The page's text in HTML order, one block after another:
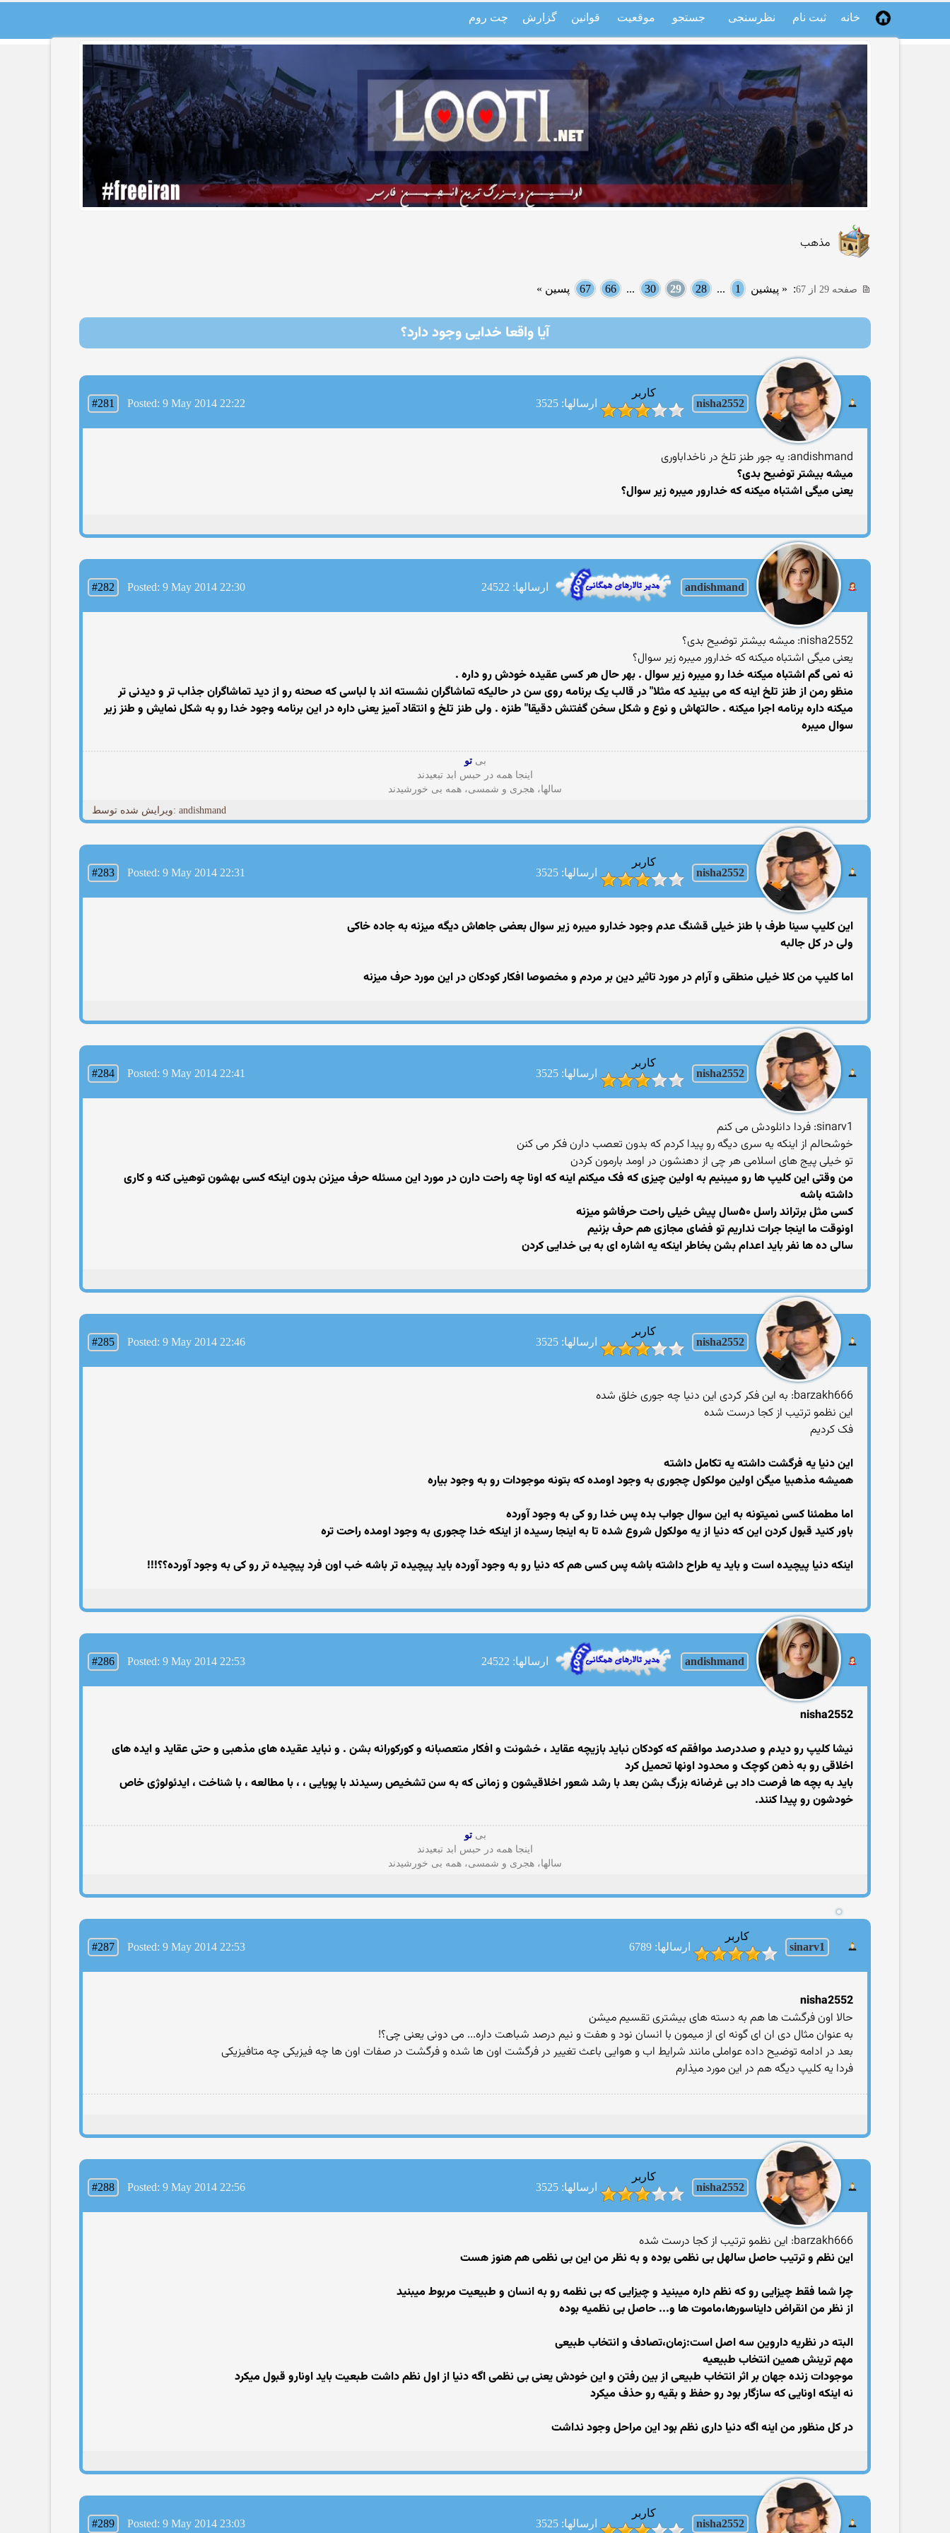
خانه ثبت نام نظرسنجی جستجو موقعیت قوانین گزارش چت روم
مذهب
صفحه 29 از 67 : « پیشین 1
...
28
29
30
...
66
67 پسین »
آيا واقعا خدايى وجود دارد؟
nisha2552
کاربر
ارسالها: 3525
#281 Posted: 9 May 2014 22:22
andishmand: یه جور طنز تلخ در ناخداباوری
میشه بیشتر توضیح بدی؟
یعنی میگی اشتباه میکنه که خدارور میبره زیر سوال؟
andishmand ارسالها: 24522 #282 Posted: 9 May 2014 22:30
nisha2552: میشه بیشتر توضیح بدی؟
یعنی میگی اشتباه میکنه که خدارور میبره زیر سوال؟
نه نمی گم اشتباه میکنه خدا رو میبره زیر سوال . بهر حال هر کسی عقیده خودش رو داره .
منظو رمن از طنز تلخ اینه که می بینید که مثلا" در قالب یک برنامه روی سن در حالیکه تماشاگران نشسته اند با لباسی که صحنه رو از دید تماشاگران جذاب تر و دیدنی تر
میکنه داره برنامه اجرا میکنه . حالتهاش و نوع و شکل سخن گفتنش دقیقا" طنزه . ولی طنز تلخ و انتقاد آمیز یعنی داره در این برنامه وجود خدا رو به شکل نمایش و طنز زیر
سوال میبره
بی تو
اینجا همه در حبس ابد تبعیدند
سالها، هجری و شمسی، همه بی خورشیدند
ویرایش شده توسط: andishmand
nisha2552
کاربر
ارسالها: 3525
#283 Posted: 9 May 2014 22:31
این کلیپ سینا طرف با طنز خیلی قشنگ عدم وجود خدارو میبره زیر سوال بعضی جاهاش دیگه میزنه به جاده خاکی
ولی در کل جالبه
اما کلیپ من کلا خیلی منطقی و آرام در مورد تاثیر دین بر مردم و مخصوصا افکار کودکان در این مورد حرف میزنه
nisha2552
کاربر
ارسالها: 3525
#284 Posted: 9 May 2014 22:41
sinarv1: فردا دانلودش مى کنم
خوشحالم از اينکه يه سرى ديگه رو پيدا کردم که بدون تعصب دارن فکر مى کنن
تو خيلى پيج هاى اسلامى هر چى از دهنشون در اومد بارمون کردن
من وقتی این کلیپ ها رو میبنیم به اولین چیزی که فک میکنم اینه که اونا چه راحت دارن در مورد این مسئله حرف میزنن بدون اینکه کسی بهشون توهینی کنه و کاری
داشته باشه
کسی مثل برتراند راسل ۵۰سال پیش خیلی راحت حرفاشو میزنه
اونوقت ما اینجا جرات نداریم تو فضای مجازی هم حرف بزنیم
سالی ده ها نفر باید اعدام بشن بخاطر اینکه یه اشاره ای به بی خدایی کردن
nisha2552
کاربر
ارسالها: 3525
#285 Posted: 9 May 2014 22:46
barzakh666: به این فکر کردی این دنیا چه جوری خلق شده
این نظمو ترتیب از کجا درست شده
فک کردیم
این دنیا یه فرگشت داشته یه تکامل داشته
همیشه مذهبیا میگن اولین مولکول چجوری به وجود اومده که بتونه موجودات رو به وجود بیاره
اما مطمئنا کسی نمیتونه به این سوال جواب بده پس خدا رو کی به وجود آورده
باور کنید قبول کردن این که دنیا از یه مولکول شروع شده تا به اینجا رسیده از اینکه خدا چجوری به وجود اومده راحت تره
اینکه دنیا پیچیده است و باید یه طراح داشته باشه پس کسی هم که دنیا رو به وجود آورده باید پیچیده تر باشه خب اون فرد پیچیده تر رو کی به وجود آورده؟؟!!!
andishmand ارسالها: 24522 #286 Posted: 9 May 2014 22:53
nisha2552
نیشا کلیپ رو دیدم و صددرصد موافقم که کودکان نباید بازیچه عقاید ، خشونت و افکار متعصبانه و کورکورانه بشن . و نباید عقیده های مذهبی و حتی عقاید و ایده های
اخلاقی رو به ذهن کوچک و محدود اونها تحمیل کرد
باید به بچه ها فرصت داد بی غرضانه بزرگ بشن بعد با رشد شعور اخلاقیشون و زمانی که به سن تشخیص رسیدند با پویایی ، ، با مطالعه ، با شناخت ، ایدئولوژی خاص
خودشون رو پیدا کنند.
بی تو
اینجا همه در حبس ابد تبعیدند
سالها، هجری و شمسی، همه بی خورشیدند
sinarv1
کاربر
ارسالها: 6789
#287 Posted: 9 May 2014 22:53
nisha2552
حالا اون فرگشت ها هم به دسته هاى بيشترى تقسيم ميشن
به عنوان مثال دى ان اى گونه اى از ميمون با انسان نود و هفت و نيم درصد شباهت داره... مى دونى يعنى چى؟!
بعد در ادامه توضيح داده عواملى مانند شرايط اب و هوايى باعث تغيير در فرگشت اون ها شده و فرگشت در صفات اون ها چه فيزيکى چه متافيزيکى
فردا يه کليپ ديگه هم در اين مورد ميذارم
nisha2552
کاربر
ارسالها: 3525
#288 Posted: 9 May 2014 22:56
barzakh666: این نظمو ترتیب از کجا درست شده
این نظم و ترتیب حاصل سالهل بی نظمی بوده و به نظر من این بی نظمی هم هنوز هست
چرا شما فقط چیزایی رو که نظم داره میبنید و چیزایی که بی نظمه رو به انسان و طبیعیت مربوط میبنید
از نظر من انقراض دایناسورها،ماموت ها و... حاصل بی نظمیه بوده
البته در نظریه داروین سه اصل است:زمان،تصادف و انتخاب طبیعی
مهم ترینش همین انتخاب طبیعیه
موجودات زنده جهان بر اثر انتخاب طبیعی از بین رفتن و این خودش یعنی بی نظمی اگه دنیا از اول نظم داشت طبعیت باید اونارو قبول میکرد
نه اینکه اونایی که سازگار بود رو حفظ و بقیه رو حذف میکرد
در کل منظور من اینه اگه دنیا داری نظم بود این مراحل وجود نداشت
nisha2552
کاربر
ارسالها: 3525
#289 Posted: 9 May 2014 23:03